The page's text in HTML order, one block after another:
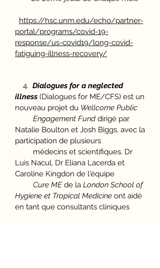
https://hsc.unm.edu/echo/partner-
portal/programs/covid-19-
response/us-covid19/long-covid-
fatiguing-illness-recovery/
4. Dialogues for a neglected
illness (Dialogues for ME/CFS) est un
nouveau projet du Wellcome Public
Engagement Fund dirigé par
Natalie Boulton et Josh Biggs, avec la
participation de plusieurs
médecins et scientifiques. Dr
Luis Nacul, Dr Eliana Lacerda et
Caroline Kingdon de l'équipe
Cure MEde la London School of
Hygiene et Tropical Medicine ont aidé
en tant que consultants cliniques